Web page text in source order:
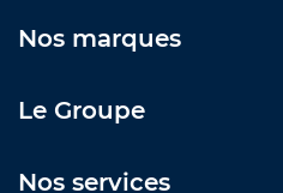
Nos marques
Le Groupe
Nos services